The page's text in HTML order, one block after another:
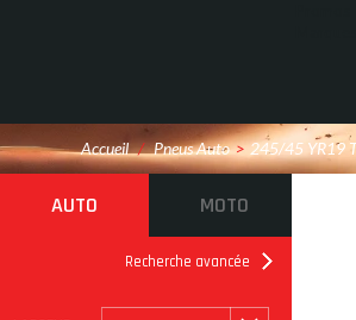
Accueil / Pneus Auto > 245/45 YR19
AUTO MOTO
Recherche avancée